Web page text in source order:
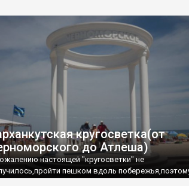
кругосветка(от
до Атлеша)
настоящей "кругосветки" не
пешком вдоль